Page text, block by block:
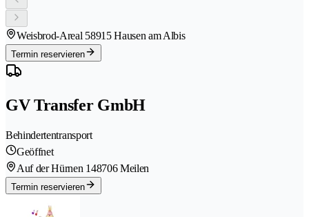
Weisbrod-Areal 58915 Hausen am Albis
Termin reservieren
GV Transfer GmbH
Behindertentransport
Geöffnet
Auf der Hürnen 148706 Meilen
Termin reservieren